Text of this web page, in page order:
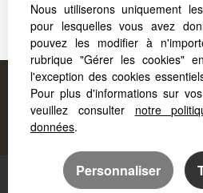
Les informations sur les risques
disponibles sur le siteGéorisques
Proposé par
AIX LES
Mentions légales Accès Propriétaire
Nous utiliserons uniquement
pour lesquelles vous avez
pouvez les modifier à
rubrique "Gérer les cookies"
l'exception des cookies
Pour plus d'informations sur
veuillez consulter notre
données.
Personnaliser